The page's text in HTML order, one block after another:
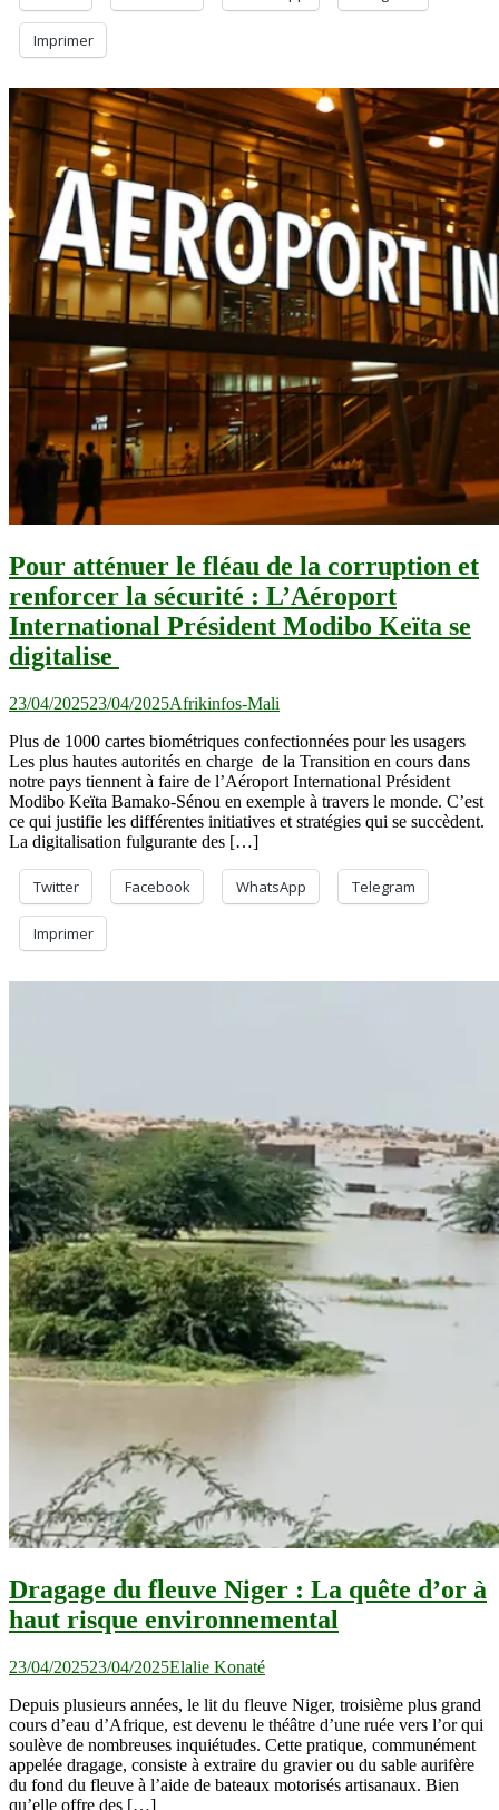
Imprimer
Pour atténuer le fléau de la corruption et
renforcer la sécurité : L’Aéroport
International Président Modibo Keïta se
digitalise
23/04/202523/04/2025Afrikinfos-Mali
Plus de 1000 cartes biométriques confectionnées pour les usagers
Les plus hautes autorités en charge de la Transition en cours dans
notre pays tiennent à faire de l’Aéroport International Président
Modibo Keïta Bamako-Sénou en exemple à travers le monde. C’est
ce qui justifie les différentes initiatives et stratégies qui se succèdent.
La digitalisation fulgurante des […]
Twitter Facebook WhatsApp Telegram
Imprimer
Dragage du fleuve Niger : La quête d’or à
haut risque environnemental
23/04/202523/04/2025Elalie Konaté
Depuis plusieurs années, le lit du fleuve Niger, troisième plus grand
cours d’eau d’Afrique, est devenu le théâtre d’une ruée vers l’or qui
soulève de nombreuses inquiétudes. Cette pratique, communément
appelée dragage, consiste à extraire du gravier ou du sable aurifère
du fond du fleuve à l’aide de bateaux motorisés artisanaux. Bien
qu’elle offre des […]